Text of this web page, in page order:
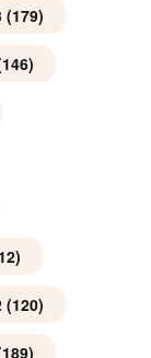
(179)
(120)